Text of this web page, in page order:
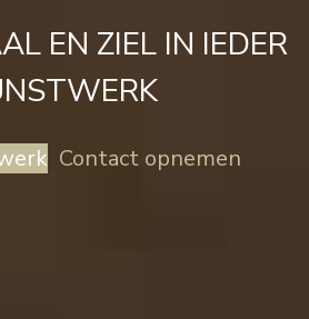
EN ZIEL IN IEDER
Contact opnemen